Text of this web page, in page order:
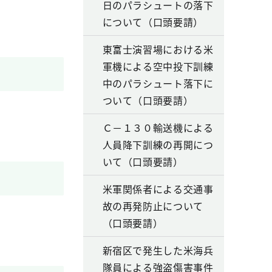
日のパラシュートの落下
について（口頭要請）
東富士演習場における米
軍機による空中投下訓練
中のパラシュート落下に
ついて（口頭要請）
Ｃ－１３０輸送機による
人員降下訓練の再開につ
いて（口頭要請）
米軍関係者による交通事
故の再発防止について
（口頭要請）
新宿区で発生した米海兵
隊員による強盗傷害事件